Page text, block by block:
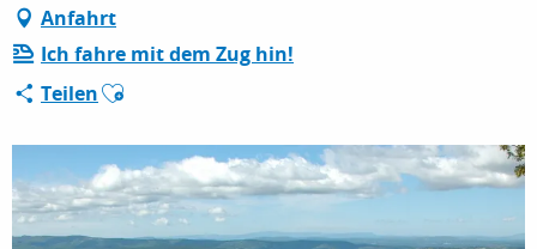
AKTIVITÄTEN
ESPACE PRO
Anfahrt
Ich fahre mit dem Zug hin!
TeilenAjouter aux favoris